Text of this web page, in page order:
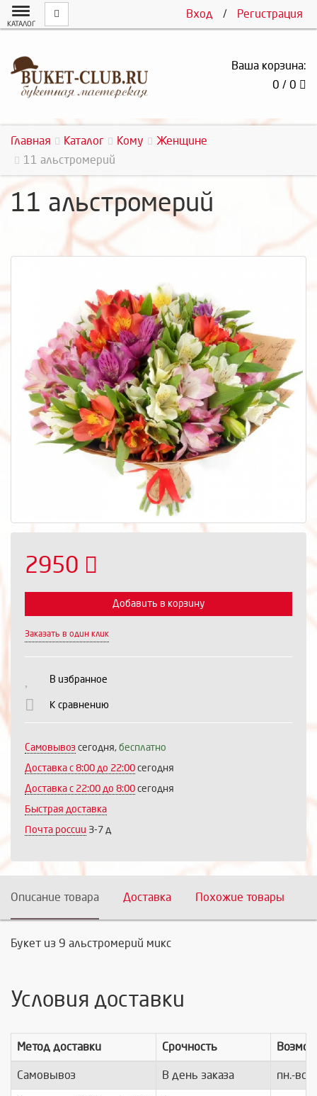
Вход / Регистрация
КАТАЛОГ
Ваша корзина:
0 / 0
Главная Каталог Кому
Женщине
11 альстромерий
11 альстромерий
2950
Выберите количество:
Продолжить Отмена
Добавить в корзину
Заказать в один клик
В избранное
К сравнению
Самовывоз сегодня, бесплатно
Доставка c 8:00 до 22:00 сегодня
Доставка с 22:00 до 8:00 сегодня
Быстрая доставка
Почта россии 3-7 д
Описание товара Доставка Похожие товары
Букет из 9 альстромерий микс
Условия доставки
Метод доставки Срочность
Самовывоз В день заказа пн.-вс.